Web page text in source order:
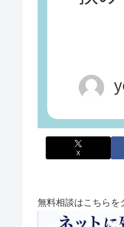
X
無料相談はこちらを